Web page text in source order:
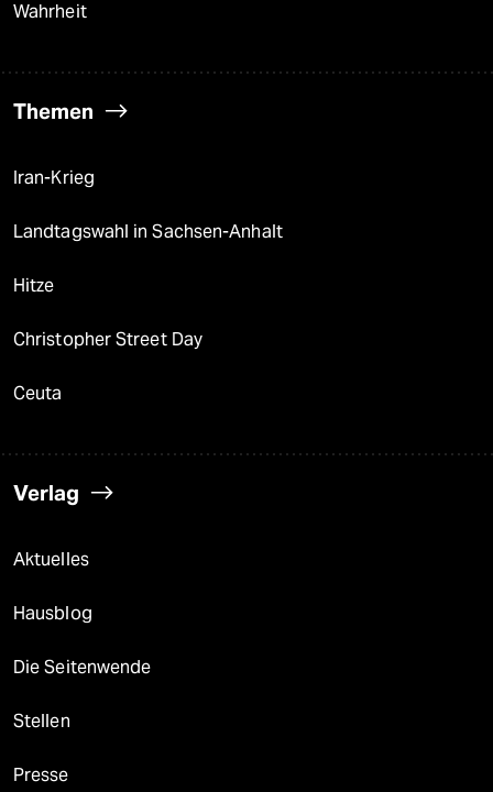
Wahrheit
Themen
Iran-Krieg
Landtagswahl in Sachsen-Anhalt
Hitze
Christopher Street Day
Ceuta
Verlag
Aktuelles
Hausblog
Die Seitenwende
Stellen
Presse